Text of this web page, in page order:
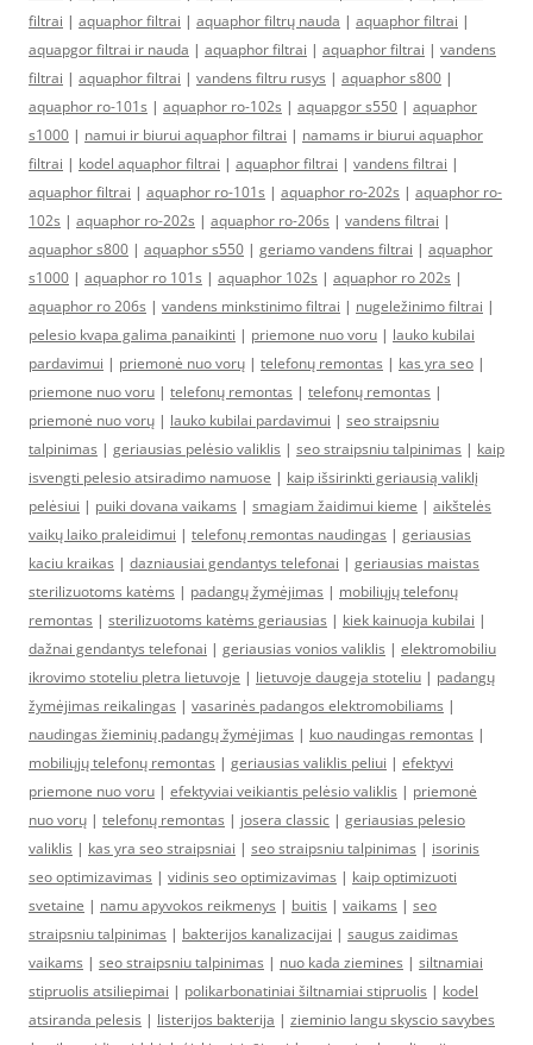
filtrai | aquaphor filtrai | aquaphor filtrų nauda | aquaphor filtrai |
aquapgor filtrai ir nauda | aquaphor filtrai | aquaphor filtrai | vandens
filtrai | aquaphor filtrai | vandens filtru rusys | aquaphor s800 |
aquaphor ro-101s | aquaphor ro-102s | aquapgor s550 | aquaphor
s1000 | namui ir biurui aquaphor filtrai | namams ir biurui aquaphor
filtrai | kodel aquaphor filtrai | aquaphor filtrai | vandens filtrai |
aquaphor filtrai | aquaphor ro-101s | aquaphor ro-202s | aquaphor ro-
102s | aquaphor ro-202s | aquaphor ro-206s | vandens filtrai |
aquaphor s800 | aquaphor s550 | geriamo vandens filtrai | aquaphor
s1000 | aquaphor ro 101s | aquaphor 102s | aquaphor ro 202s |
aquaphor ro 206s | vandens minkstinimo filtrai | nugeležinimo filtrai |
pelesio kvapa galima panaikinti | priemone nuo voru | lauko kubilai
pardavimui | priemonė nuo vorų | telefonų remontas | kas yra seo |
priemone nuo voru | telefonų remontas | telefonų remontas |
priemonė nuo vorų | lauko kubilai pardavimui | seo straipsniu
talpinimas | geriausias pelėsio valiklis | seo straipsniu talpinimas | kaip
isvengti pelesio atsiradimo namuose | kaip išsirinkti geriausią valiklį
pelėsiui | puiki dovana vaikams | smagiam žaidimui kieme | aikštelės
vaikų laiko praleidimui | telefonų remontas naudingas | geriausias
kaciu kraikas | dazniausiai gendantys telefonai | geriausias maistas
sterilizuotoms katėms | padangų žymėjimas | mobiliųjų telefonų
remontas | sterilizuotoms katėms geriausias | kiek kainuoja kubilai |
dažnai gendantys telefonai | geriausias vonios valiklis | elektromobiliu
ikrovimo stoteliu pletra lietuvoje | lietuvoje daugeja stoteliu | padangų
žymėjimas reikalingas | vasarinės padangos elektromobiliams |
naudingas žieminių padangų žymėjimas | kuo naudingas remontas |
mobiliųjų telefonų remontas | geriausias valiklis peliui | efektyvi
priemone nuo voru | efektyviai veikiantis pelėsio valiklis | priemonė
nuo vorų | telefonų remontas | josera classic | geriausias pelesio
valiklis | kas yra seo straipsniai | seo straipsniu talpinimas | isorinis
seo optimizavimas | vidinis seo optimizavimas | kaip optimizuoti
svetaine | namu apyvokos reikmenys | buitis | vaikams | seo
straipsniu talpinimas | bakterijos kanalizacijai | saugus zaidimas
vaikams | seo straipsniu talpinimas | nuo kada ziemines | siltnamiai
stipruolis atsiliepimai | polikarbonatiniai šiltnamiai stipruolis | kodel
atsiranda pelesis | listerijos bakterija | zieminio langu skyscio savybes